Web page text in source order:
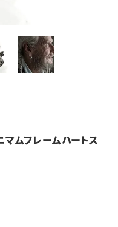
ムフレームハートス